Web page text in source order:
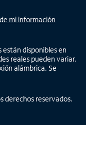
mi información
disponibles en
reales pueden variar.
alámbrica. Se
derechos reservados.